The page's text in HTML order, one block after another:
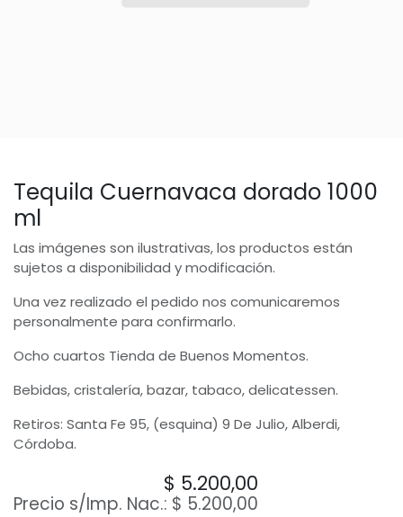
Tequila Cuernavaca dorado 1000
ml
Las imágenes son ilustrativas, los productos están
sujetos a disponibilidad y modificación.
Una vez realizado el pedido nos comunicaremos
personalmente para confirmarlo.
Ocho cuartos Tienda de Buenos Momentos.
Bebidas, cristalería, bazar, tabaco, delicatessen.
Retiros: Santa Fe 95, (esquina) 9 De Julio, Alberdi,
Córdoba.
$ 5.200,00
Precio s/Imp. Nac.: $ 5.200,00